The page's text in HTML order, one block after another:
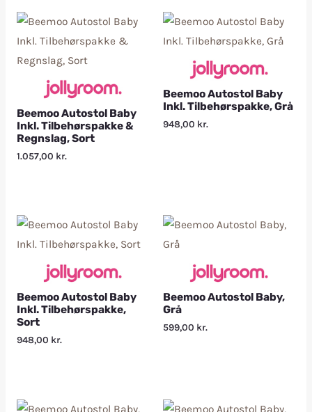
Beemoo Autostol Baby
Inkl. Tilbehørspakke &
Regnslag, Sort
1.057,00 kr.
Beemoo Autostol Baby
Inkl. Tilbehørspakke, Grå
948,00 kr.
Beemoo Autostol Baby
Inkl. Tilbehørspakke,
Sort
948,00 kr.
Beemoo Autostol Baby,
Grå
599,00 kr.